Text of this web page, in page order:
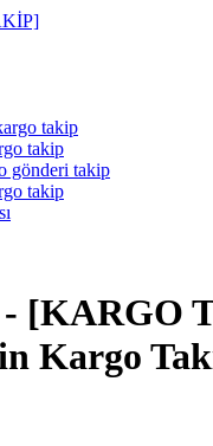
takip
takip
gönderi takip
takip
[KARGO
Kargo